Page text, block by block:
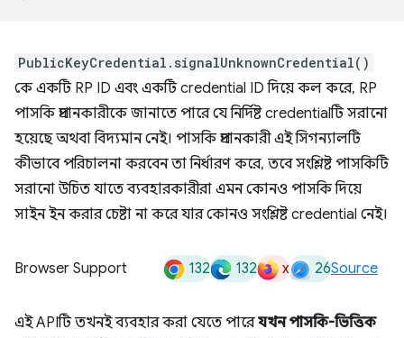
PublicKeyCredential.signalUnknownCredential()
কে একটি RP ID এবং একটি credential ID দিয়ে কল করে, RP
পাসকি প্রদানকারীকে জানাতে পারে যে নির্দিষ্ট credentialটি সরানো
হয়েছে অথবা বিদ্যমান নেই। পাসকি প্রদানকারী এই সিগন্যালটি
কীভাবে পরিচালনা করবেন তা নির্ধারণ করে, তবে সংশ্লিষ্ট পাসকিটি
সরানো উচিত যাতে ব্যবহারকারীরা এমন কোনও পাসকি দিয়ে
সাইন ইন করার চেষ্টা না করে যার কোনও সংশ্লিষ্ট credential নেই।
Browser Support 132 132 x 26Source
এই APIটি তখনই ব্যবহার করা যেতে পারেযখন পাসকি-ভিত্তিক